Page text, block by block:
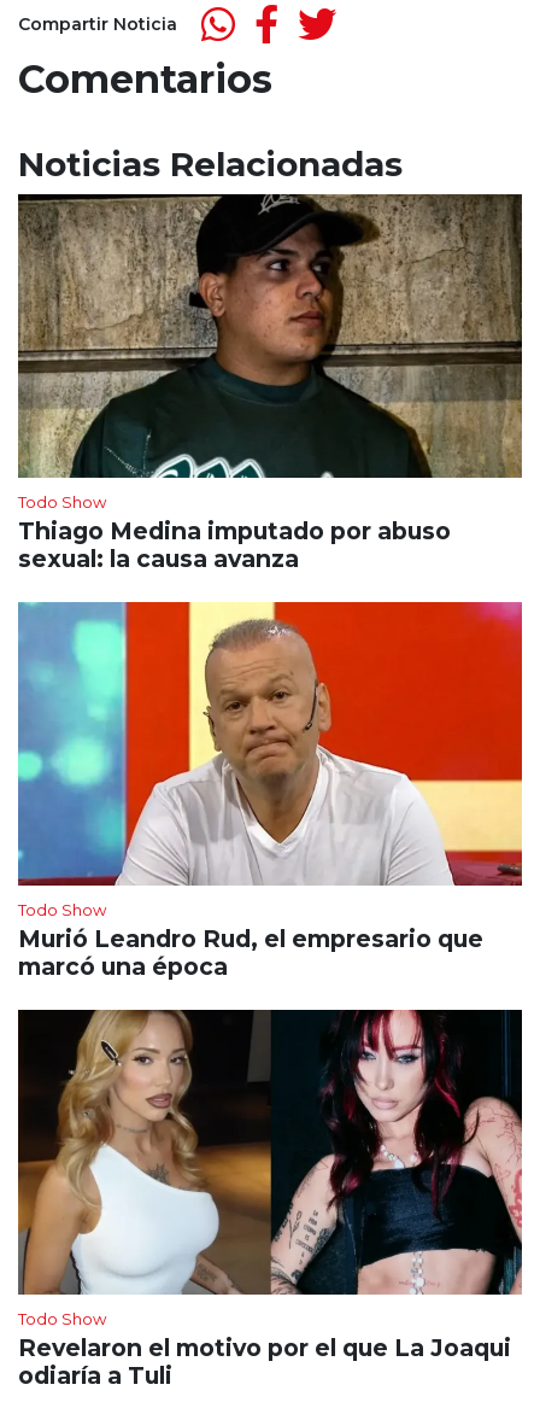
Compartir Noticia
Comentarios
Noticias Relacionadas
Todo Show
Thiago Medina imputado por abuso
sexual: la causa avanza
Todo Show
Murió Leandro Rud, el empresario que
marcó una época
Todo Show
Revelaron el motivo por el que La Joaqui
odiaría a Tuli